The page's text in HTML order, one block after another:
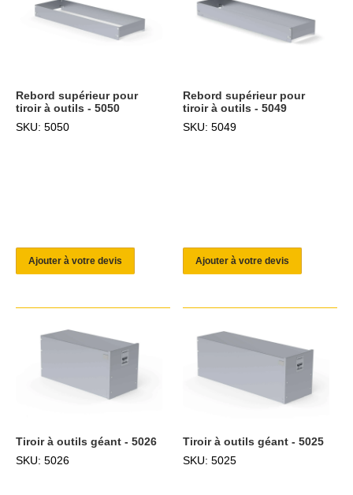
Rebord supérieur pour
tiroir à outils - 5050
SKU: 5050
Ajouter à votre devis
Rebord supérieur pour
tiroir à outils - 5049
SKU: 5049
Ajouter à votre devis
Tiroir à outils géant - 5026
SKU: 5026
Tiroir à outils géant - 5025
SKU: 5025